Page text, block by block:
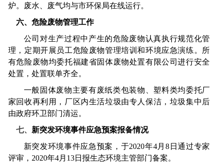
炉。废水、废气均与市环保局在线运行。
六、危险废物管理工作
公司对生产过程中产生的危险废物认真执行规范化管
理，定期开展员工危险废物管理培训和环境应急演练。所
有危险废物均委托福建省固体废物处置有限公司进行安全
处置，处置联单齐全。
一般固体废物主要有废纸类包装物、塑料类均委托厂
家回收再利用，厂区内生活垃圾由专人保洁，垃圾集中后
由政府环卫部门清运。
七、 新突发环境事件应急预案报备情况
新突发环境事件应急预案，于2020年4月 8日通过专家
评审， 2020年4月 13日报生态环境主管部门备案。